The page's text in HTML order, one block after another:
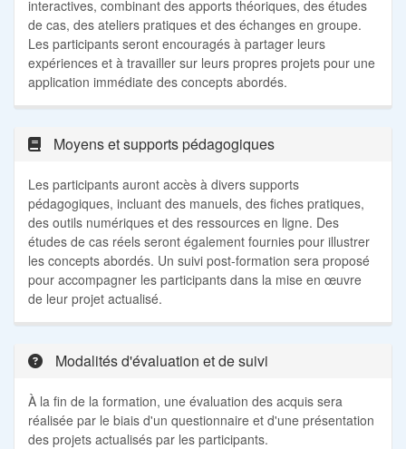
interactives, combinant des apports théoriques, des études
de cas, des ateliers pratiques et des échanges en groupe.
Les participants seront encouragés à partager leurs
expériences et à travailler sur leurs propres projets pour une
application immédiate des concepts abordés.
Moyens et supports pédagogiques
Les participants auront accès à divers supports
pédagogiques, incluant des manuels, des fiches pratiques,
des outils numériques et des ressources en ligne. Des
études de cas réels seront également fournies pour illustrer
les concepts abordés. Un suivi post-formation sera proposé
pour accompagner les participants dans la mise en œuvre
de leur projet actualisé.
Modalités d'évaluation et de suivi
À la fin de la formation, une évaluation des acquis sera
réalisée par le biais d'un questionnaire et d'une présentation
des projets actualisés par les participants.